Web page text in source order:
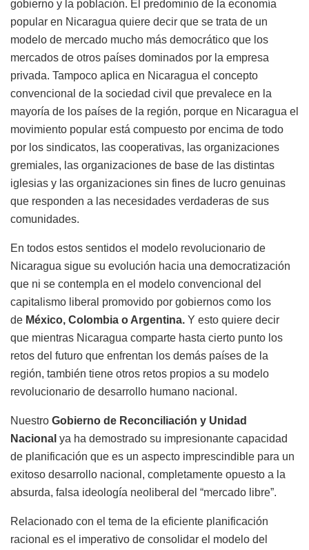
gobierno y la población. El predominio de la economía
popular en Nicaragua quiere decir que se trata de un
modelo de mercado mucho más democrático que los
mercados de otros países dominados por la empresa
privada. Tampoco aplica en Nicaragua el concepto
convencional de la sociedad civil que prevalece en la
mayoría de los países de la región, porque en Nicaragua el
movimiento popular está compuesto por encima de todo
por los sindicatos, las cooperativas, las organizaciones
gremiales, las organizaciones de base de las distintas
iglesias y las organizaciones sin fines de lucro genuinas
que responden a las necesidades verdaderas de sus
comunidades.
En todos estos sentidos el modelo revolucionario de
Nicaragua sigue su evolución hacia una democratización
que ni se contempla en el modelo convencional del
capitalismo liberal promovido por gobiernos como los
de México, Colombia o Argentina. Y esto quiere decir
que mientras Nicaragua comparte hasta cierto punto los
retos del futuro que enfrentan los demás países de la
región, también tiene otros retos propios a su modelo
revolucionario de desarrollo humano nacional.
Nuestro Gobierno de Reconciliación y Unidad
Nacional ya ha demostrado su impresionante capacidad
de planificación que es un aspecto imprescindible para un
exitoso desarrollo nacional, completamente opuesto a la
absurda, falsa ideología neoliberal del “mercado libre”.
Relacionado con el tema de la eficiente planificación
racional es el imperativo de consolidar el modelo del